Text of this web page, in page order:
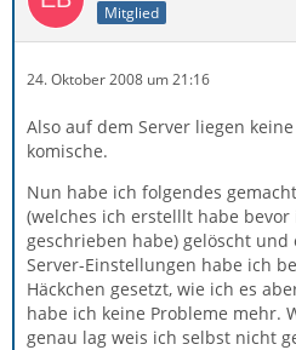
Mitglied
24. Oktober 2008 um 21:16
Also auf dem Server liegen
komische.
Nun habe ich folgendes
(welches ich erstelllt habe bevor
geschrieben habe) gelöscht
Server-Einstellungen habe ich
Häckchen gesetzt, wie ich es
habe ich keine Probleme mehr.
genau lag weis ich selbst nicht